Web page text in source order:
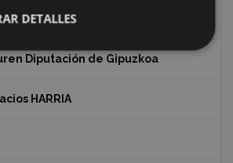
Diputación de Gipuzkoa
HARRIA
DETALLES